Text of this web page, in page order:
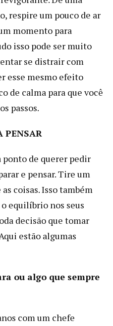
respire um pouco de ar
momento para
isso pode ser muito
se distrair com
esse mesmo efeito
de calma para que você
passos.
PENSAR
de querer pedir
e pensar. Tire um
coisas. Isso também
equilíbrio nos seus
decisão que tomar
estão algumas
ou algo que sempre
com um chefe